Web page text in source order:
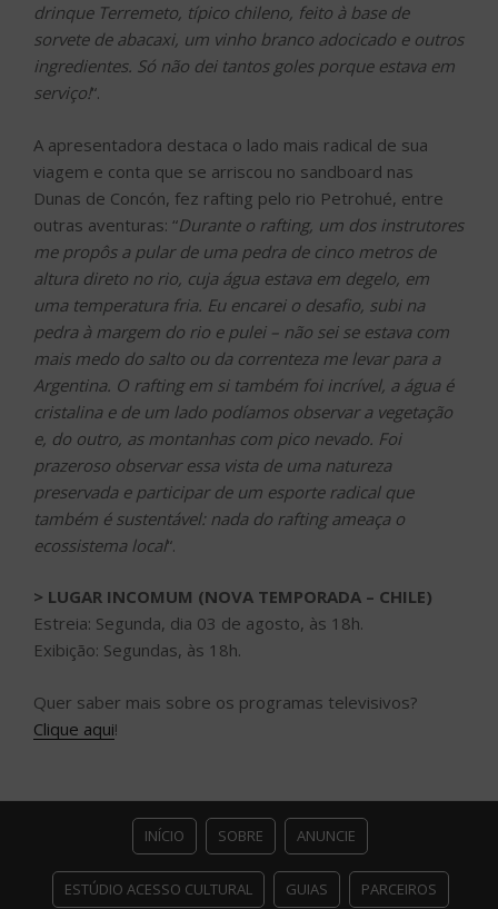
drinque Terremeto, típico chileno, feito à base de
sorvete de abacaxi, um vinho branco adocicado e outros
ingredientes. Só não dei tantos goles porque estava em
serviço!“.
A apresentadora destaca o lado mais radical de sua
viagem e conta que se arriscou no sandboard nas
Dunas de Concón, fez rafting pelo rio Petrohué, entre
outras aventuras: “Durante o rafting, um dos instrutores
me propôs a pular de uma pedra de cinco metros de
altura direto no rio, cuja água estava em degelo, em
uma temperatura fria. Eu encarei o desafio, subi na
pedra à margem do rio e pulei – não sei se estava com
mais medo do salto ou da correnteza me levar para a
Argentina. O rafting em si também foi incrível, a água é
cristalina e de um lado podíamos observar a vegetação
e, do outro, as montanhas com pico nevado. Foi
prazeroso observar essa vista de uma natureza
preservada e participar de um esporte radical que
também é sustentável: nada do rafting ameaça o
ecossistema local“.
> LUGAR INCOMUM (NOVA TEMPORADA – CHILE)
Estreia: Segunda, dia 03 de agosto, às 18h.
Exibição: Segundas, às 18h.
Quer saber mais sobre os programas televisivos?
Clique aqui!
INÍCIO SOBRE ANUNCIE
ESTÚDIO ACESSO CULTURAL GUIAS PARCEIROS